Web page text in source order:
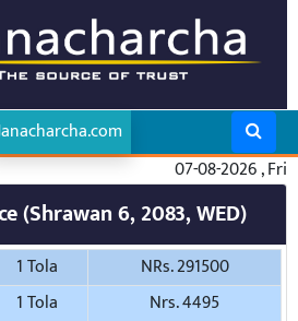
07-08-2026 , Fri
(Shrawan 6, 2083, WED)
1 Tola
NRs. 291500
1 Tola
Nrs. 4495